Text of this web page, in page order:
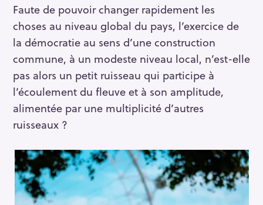
Faute de pouvoir changer rapidement les
choses au niveau global du pays, l’exercice de
la démocratie au sens d’une construction
commune, à un modeste niveau local, n’est-elle
pas alors un petit ruisseau qui participe à
l’écoulement du fleuve et à son amplitude,
alimentée par une multiplicité d’autres
ruisseaux ?
r
c
h
f
o